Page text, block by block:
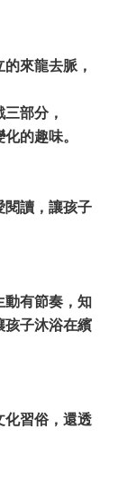
來龍去脈，
部分，
的趣味。
閱讀，讓孩子
有節奏，知
孩子沐浴在繽
化習俗，還透